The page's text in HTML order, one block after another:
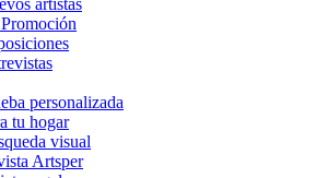
personalizada
tu hogar
visual
Artsper